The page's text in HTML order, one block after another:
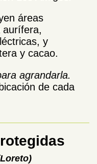
áreas
aurífera,
y
y cacao.
agrandarla.
de cada